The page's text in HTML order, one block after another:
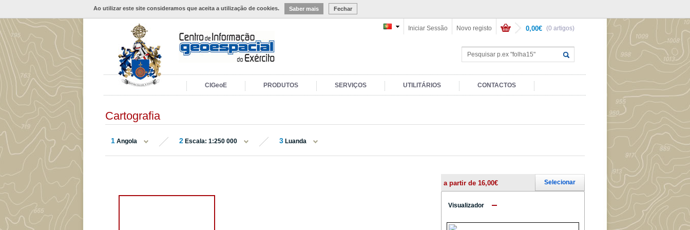
Ao utilizar este site consideramos que aceita a utilização de cookies. Saber mais Fechar
(0 artigos)
0,00€
Novo registo
Iniciar Sessão
CIGeoE PRODUTOS SERVIÇOS UTILITÁRIOS CONTACTOS
Cartografia
1 Angola 2 Escala: 1:250 000 3 Luanda
a partir de 16,00€ Selecionar
Visualizador